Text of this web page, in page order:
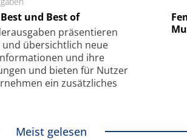
und Best of
präsentieren
übersichtlich neue
und ihre
und bieten für Nutzer
ein zusätzliches
auf
kleinstem Raum
Meist gelesen